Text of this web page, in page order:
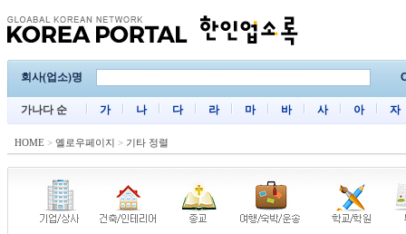
회사(업소)명
가나다 순 가 나 다 라 마 바 사 아 자
HOME > 옐로우페이지 > 기타 정렬